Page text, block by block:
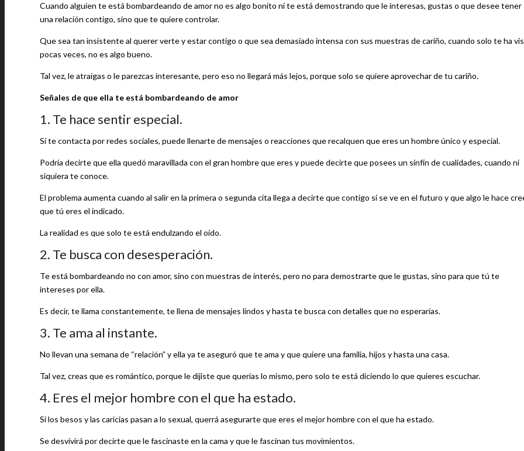
Cuando alguien te está bombardeando de amor no es algo bonito ni te está demostrando que le interesas, gustas o que desee tener
una relación contigo, sino que te quiere controlar.
Que sea tan insistente al querer verte y estar contigo o que sea demasiado intensa con sus muestras de cariño, cuando solo te ha
pocas veces, no es algo bueno.
Tal vez, le atraigas o le parezcas interesante, pero eso no llegará más lejos, porque solo se quiere aprovechar de tu cariño.
Señales de que ella te está bombardeando de amor
1. Te hace sentir especial.
Si te contacta por redes sociales, puede llenarte de mensajes o reacciones que recalquen que eres un hombre único y especial.
Podría decirte que ella quedó maravillada con el gran hombre que eres y puede decirte que posees un sinfín de cualidades, cuando ni
siquiera te conoce.
El problema aumenta cuando al salir en la primera o segunda cita llega a decirte que contigo sí se ve en el futuro y que algo le hace
que tú eres el indicado.
La realidad es que solo te está endulzando el oído.
2. Te busca con desesperación.
Te está bombardeando no con amor, sino con muestras de interés, pero no para demostrarte que le gustas, sino para que tú te
intereses por ella.
Es decir, te llama constantemente, te llena de mensajes lindos y hasta te busca con detalles que no esperarías.
3. Te ama al instante.
No llevan una semana de “relación” y ella ya te aseguró que te ama y que quiere una familia, hijos y hasta una casa.
Tal vez, creas que es romántico, porque le dijiste que querías lo mismo, pero solo te está diciendo lo que quieres escuchar.
4. Eres el mejor hombre con el que ha estado.
Si los besos y las caricias pasan a lo sexual, querrá asegurarte que eres el mejor hombre con el que ha estado.
Se desvivirá por decirte que le fascinaste en la cama y que le fascinan tus movimientos.